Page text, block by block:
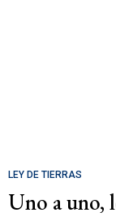
LEY DE TIERRAS
Uno a uno,